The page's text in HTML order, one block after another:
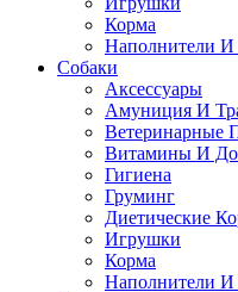
Корма
Наполнители И
Собаки
Аксессуары
Амуниция И
Ветеринарные
Витамины И
Гигиена
Груминг
Диетические
Игрушки
Корма
Наполнители И